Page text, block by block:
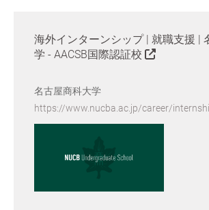
海外インターンシップ | 就職支援 |
学 - AACSB国際認証校
名古屋商科大学
https://www.nucba.ac.jp/career/